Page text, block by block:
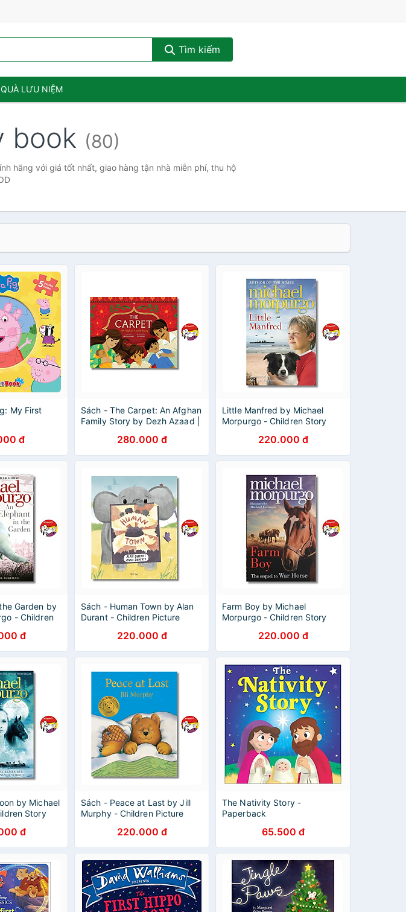
Tìm kiếm
QUÀ LƯU NIỆM
book (80)
hãng với giá tốt nhất, giao hàng tận nhà miễn phí, thu hộ
My First
đ
Sách - The Carpet: An Afghan
Family Story by Dezh Azaad |
Family Book280.000 đ
Little Manfred by Michael
Morpurgo - Children Story
Ngoại Văn220.000 đ
Garden by
- Children
đ
Sách - Human Town by Alan
Durant - Children Picture
Sách Ngoại Văn
220.000 đ
Farm Boy by Michael
Morpurgo - Children Story
Ngoại Văn Nhập Khẩu
220.000 đ
by Michael
Story
đ
Sách - Peace at Last by Jill
Murphy - Children Picture
Sách Ngoại Văn
220.000 đ
The Nativity Story -
Paperback
65.500 đ